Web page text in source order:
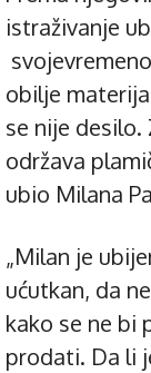
istraživanje
obilje
se nije
održava
ubio Milana
„Milan je
ućutkan, da
kako se ne bi
prodati. Da li